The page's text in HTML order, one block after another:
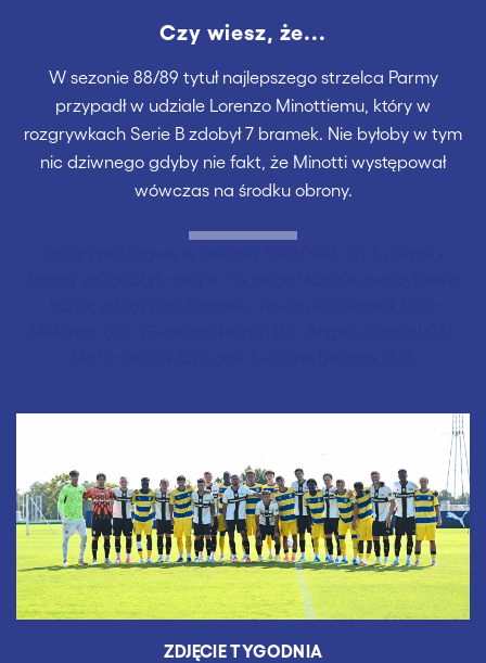
Czy wiesz, że...
W sezonie 88/89 tytuł najlepszego strzelca Parmy
przypadł w udziale Lorenzo Minottiemu, który w
rozgrywkach Serie B zdobył 7 bramek. Nie byłoby w tym
nic dziwnego gdyby nie fakt, że Minotti występował
wówczas na środku obrony.
ZDJĘCIE TYGODNIA